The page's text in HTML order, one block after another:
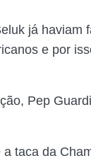
já haviam
e por
Pep
taça da